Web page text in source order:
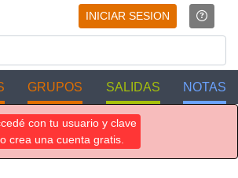
INICIAR SESION
GRUPOS SALIDAS NOTAS
con tu usuario y clave
o crea una cuenta gratis.